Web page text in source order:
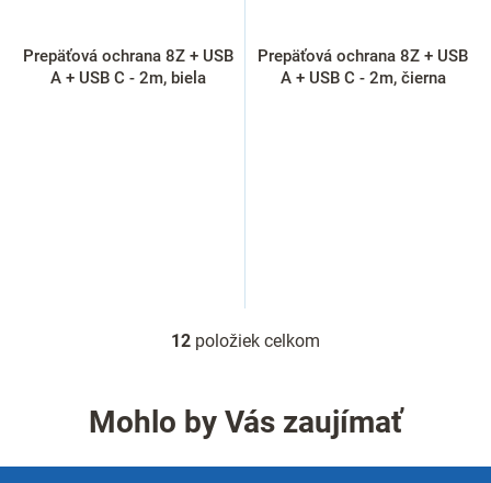
Prepäťová ochrana 8Z + USB
A + USB C - 2m, biela
Prepäťová ochrana 8Z + USB
A + USB C - 2m, čierna
O
á
d
12 položiek celkom
Mohlo by Vás zaujímať